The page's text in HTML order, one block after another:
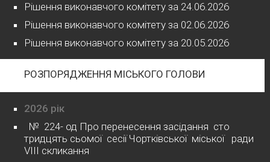
Рішення виконавчого комітету за 24.06.2026
Рішення виконавчого комітету за 02.06.2026
Рішення виконавчого комітету за 20.05.2026
РОЗПОРЯДЖЕННЯ МІСЬКОГО ГОЛОВИ
2026 рік
№ 224- од Про перенесення засідання сто
тридцять сьомої сесії Чортківської міської ради
VІІІ скликання